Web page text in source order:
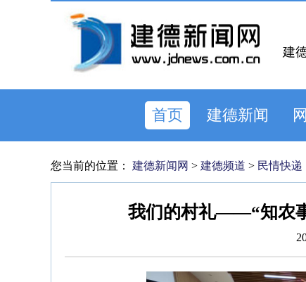
建
首页 建德新闻
您当前的位置： 建德新闻网 > 建德频道 > 民情快递
我们的村礼——“知农